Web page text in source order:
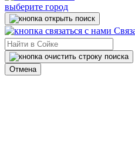
выберите город
Отмена